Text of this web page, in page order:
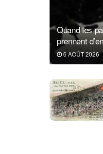
Quand les
prennent
6 AOÛT 2026